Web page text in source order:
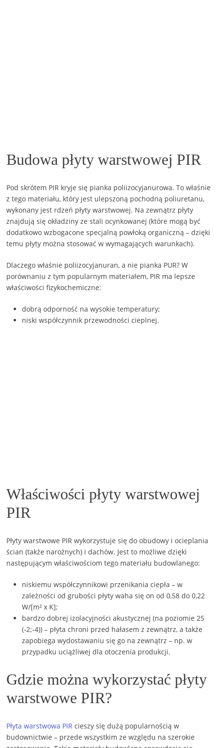
Budowa płyty warstwowej PIR
Pod skrótem PIR kryje się pianka poliizocyjanurowa. To właśnie
z tego materiału, który jest ulepszoną pochodną poliuretanu,
wykonany jest rdzeń płyty warstwowej. Na zewnątrz płyty
znajdują się okładziny ze stali ocynkowanej (które mogą być
dodatkowo wzbogacone specjalną powłoką organiczną – dzięki
temu płyty można stosować w wymagających warunkach).
Dlaczego właśnie poliizocyjanuran, a nie pianka PUR? W
porównaniu z tym popularnym materiałem, PIR ma lepsze
właściwości fizykochemiczne:
dobrą odporność na wysokie temperatury;
niski współczynnik przewodności cieplnej.
Właściwości płyty warstwowej
PIR
Płyty warstwowe PIR wykorzystuje się do obudowy i ocieplania
ścian (także narożnych) i dachów. Jest to możliwe dzięki
następującym właściwościom tego materiału budowlanego:
niskiemu współczynnikowi przenikania ciepła – w
zależności od grubości płyty waha się on od 0,58 do 0,22
W/[m² x K];
bardzo dobrej izolacyjności akustycznej (na poziomie 25
(-2;-4)) – płyta chroni przed hałasem z zewnątrz, a także
zapobiega wydostawaniu się go na zewnątrz – np. w
przypadku uciążliwej dla otoczenia produkcji.
Gdzie można wykorzystać płyty
warstwowe PIR?
Płyta warstwowa PIR cieszy się dużą popularnością w
budownictwie – przede wszystkim ze względu na szerokie